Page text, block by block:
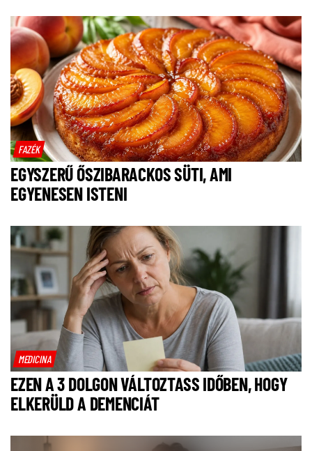
FAZÉK
EGYSZERŰ ŐSZIBARACKOS SÜTI, AMI
EGYENESEN ISTENI
MEDICINA
EZEN A 3 DOLGON VÁLTOZTASS IDŐBEN, HOGY
ELKERÜLD A DEMENCIÁT